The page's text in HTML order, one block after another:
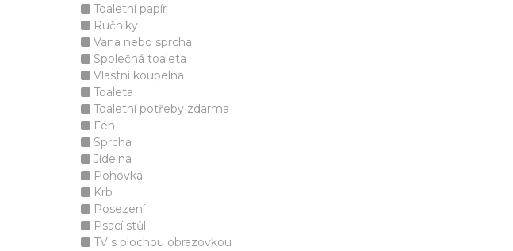
Toaletní papír
Ručníky
Vana nebo sprcha
Společná toaleta
Vlastní koupelna
Toaleta
Toaletní potřeby zdarma
Fén
Sprcha
Jídelna
Pohovka
Krb
Posezení
Psací stůl
TV s plochou obrazovkou